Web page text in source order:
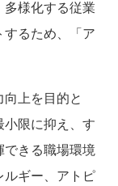
様化する従業
るため、「ア
上を目的と
限に抑え、す
きる職場環境
ギー、アトピ